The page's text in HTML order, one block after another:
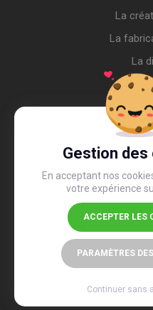
Gestion
En acceptant nos
votre expérience
ACCEPTER LES
PARAMÈTRES
Continuer sans
La
La
La
4,4